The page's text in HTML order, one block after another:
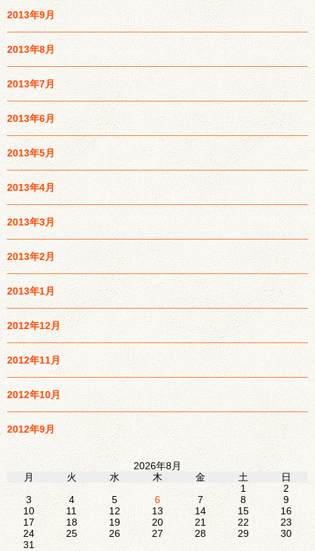
2013年9月
2013年8月
2013年7月
2013年6月
2013年5月
2013年4月
2013年3月
2013年2月
2013年1月
2012年12月
2012年11月
2012年10月
2012年9月
2026年8月
月
火 水 木 金 土
日
1
2
3
4 5 6 7 8
9
10
11 12 13 14 15
16
17
18 19 20 21 22
23
24
25 26 27 28 29
30
31